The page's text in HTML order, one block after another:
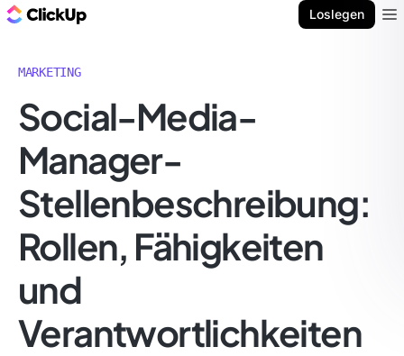
Loslegen
MARKETING
Social-Media-
Manager-
Stellenbeschreibung:
Rollen, Fähigkeiten
und
Verantwortlichkeiten